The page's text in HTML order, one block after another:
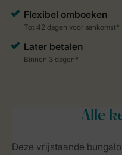
Alle
Deze vrijstaande